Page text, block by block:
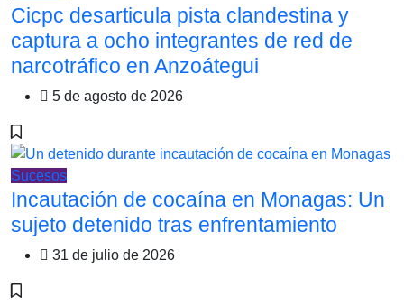
Cicpc desarticula pista clandestina y
captura a ocho integrantes de red de
narcotráfico en Anzoátegui
5 de agosto de 2026
Sucesos
Incautación de cocaína en Monagas: Un
sujeto detenido tras enfrentamiento
31 de julio de 2026